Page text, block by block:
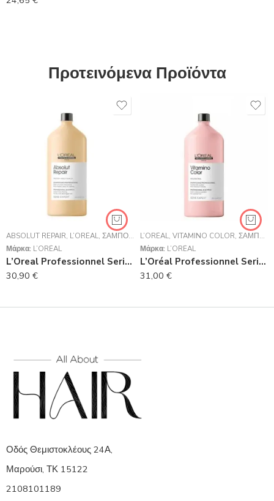
Προτεινόμενα Προϊόντα
ABSOLUT REPAIR, L’ORÉAL, ΣΑΜΠΟΥΆΝ
Μάρκα: L’ORÉAL
L’Oreal Professionnel Serie Expert Absolut Repair Shampoo Για Ταλαιπωρημένα Μαλλιά 1500ml
30,90 €
L’ORÉAL, VITAMINO COLOR, ΣΑΜΠΟΥΆΝ
Μάρκα: L’ORÉAL
L’Oréal Professionnel Serie Expert Vitamino Color Shampoo 1500ml
31,00 €
Οδός Θεμιστοκλέους 24Α,
Μαρούσι, ΤΚ 15122
2108101189